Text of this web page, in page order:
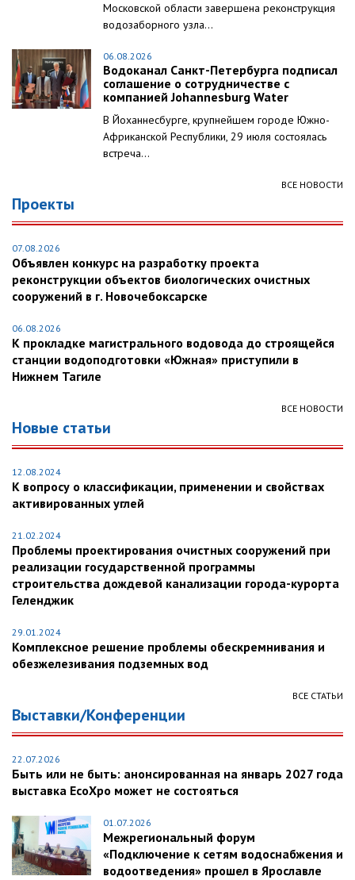
Московской области завершена реконструкция
водозаборного узла...
06.08.2026
Водоканал Санкт-Петербурга подписал
соглашение о сотрудничестве с
компанией Johannesburg Water
В Йоханнесбурге, крупнейшем городе Южно-
Африканской Республики, 29 июля состоялась
встреча...
ВСЕ НОВОСТИ
Проекты
07.08.2026
Объявлен конкурс на разработку проекта
реконструкции объектов биологических очистных
сооружений в г. Новочебоксарске
06.08.2026
К прокладке магистрального водовода до строящейся
станции водоподготовки «Южная» приступили в
Нижнем Тагиле
ВСЕ НОВОСТИ
Новые статьи
12.08.2024
К вопросу о классификации, применении и свойствах
активированных углей
21.02.2024
Проблемы проектирования очистных сооружений при
реализации государственной программы
строительства дождевой канализации города-курорта
Геленджик
29.01.2024
Комплексное решение проблемы обескремнивания и
обезжелезивания подземных вод
ВСЕ СТАТЬИ
Выставки/Конференции
22.07.2026
Быть или не быть: анонсированная на январь 2027 года
выставка EcoXpo может не состояться
01.07.2026
Межрегиональный форум
«Подключение к сетям водоснабжения и
водоотведения» прошел в Ярославле